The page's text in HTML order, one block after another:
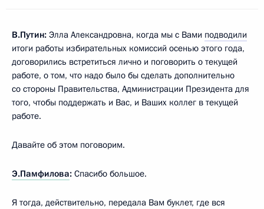
В.Путин: Элла Александровна, когда мы с Вами подводили
итоги работы избирательных комиссий осенью этого года,
договорились встретиться лично и поговорить о текущей
работе, о том, что надо было бы сделать дополнительно
со стороны Правительства, Администрации Президента для
того, чтобы поддержать и Вас, и Ваших коллег в текущей
работе.
Давайте об этом поговорим.
Э.Памфилова: Спасибо большое.
Я тогда, действительно, передала Вам буклет, где вся